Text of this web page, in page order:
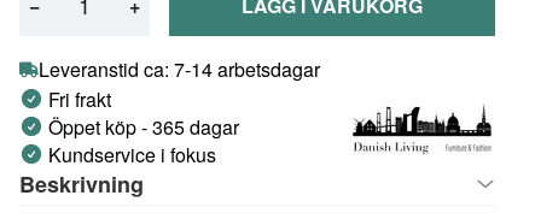
Leveranstid ca: 7-14 arbetsdagar
Fri frakt
Öppet köp - 365 dagar
Kundservice i fokus
Beskrivning